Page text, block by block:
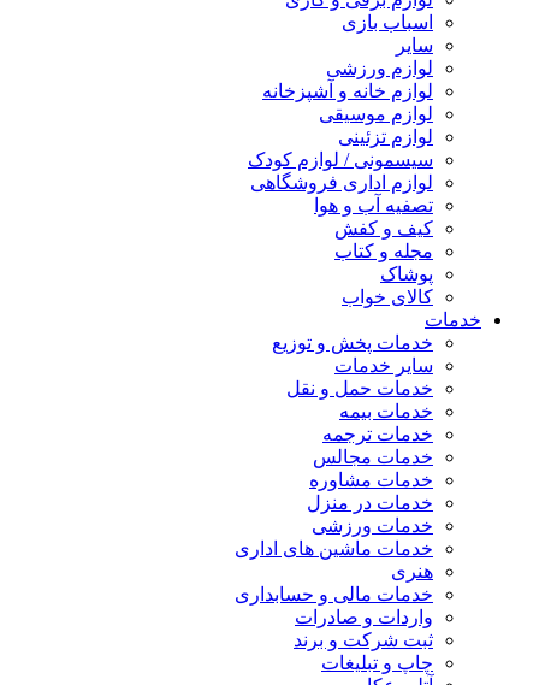
اسباب بازی
سایر
لوازم ورزشی
لوازم خانه و آشپزخانه
لوازم موسیقی
لوازم تزئینی
سیسمونی / لوازم کودک
لوازم اداری فروشگاهی
تصفیه آب و هوا
کیف و کفش
مجله و کتاب
پوشاک
کالای خواب
خدمات
خدمات پخش و توزیع
سایر خدمات
خدمات حمل و نقل
خدمات بیمه
خدمات ترجمه
خدمات مجالس
خدمات مشاوره
خدمات در منزل
خدمات ورزشی
خدمات ماشین های اداری
هنری
خدمات مالی و حسابداری
واردات و صادرات
ثبت شرکت و برند
چاپ و تبلیغات